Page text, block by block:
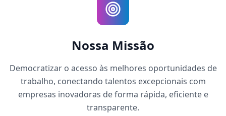
Nossa Missão
Democratizar o acesso às melhores oportunidades de
trabalho, conectando talentos excepcionais com
empresas inovadoras de forma rápida, eficiente e
transparente.